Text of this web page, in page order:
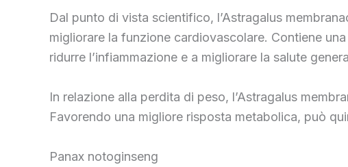
Dal punto di vista scientifico, l’Astragalus
migliorare la funzione cardiovascolare. Contiene
ridurre l’infiammazione e a migliorare la salute
In relazione alla perdita di peso, l’Astragalus
Favorendo una migliore risposta metabolica, può
Panax notoginseng